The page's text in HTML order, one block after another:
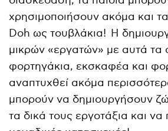
χρησιμοποιήσουν ακόμα και
Doh ως τουβλάκια! Η
μικρών «εργατών» με αυτά τα
φορτηγάκια, εκσκαφέα και
αναπτυχθεί ακόμα
μπορούν να δημιουργήσουν
τα δικά τους εργοτάξια και